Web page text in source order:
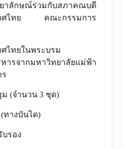
ษณ์ร่วมกับสภาคณบดี
เทศไทย คณะกรรมการ
ไทยในพระบรม
รจากมหาวิทยาลัยแม่ฟ้า
(จำนวน 3 ชุด)
งบันได)
รอง